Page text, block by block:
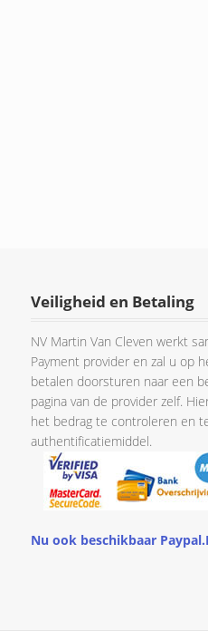
Veiligheid en Betaling
NV Martin Van Cleven werkt
Payment provider en zal u op
betalen doorsturen naar een
pagina van de provider zelf.
het bedrag te controleren en
authentificatiemiddel.
Nu ook beschikbaar